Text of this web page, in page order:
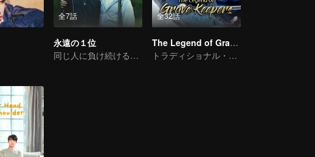
全7話
永遠の１位
同じ人に負け続けるってどんな気持ちなのか？
全32話
The Legend of Grave Keepers
トラディショナル・コスチューム · ロマンス · ストーリー